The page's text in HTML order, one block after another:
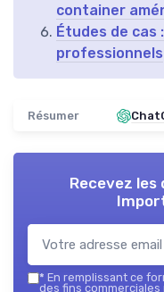
container
Études de cas
professionnels
Résumer
Recevez
* En remplissant ce
des fins